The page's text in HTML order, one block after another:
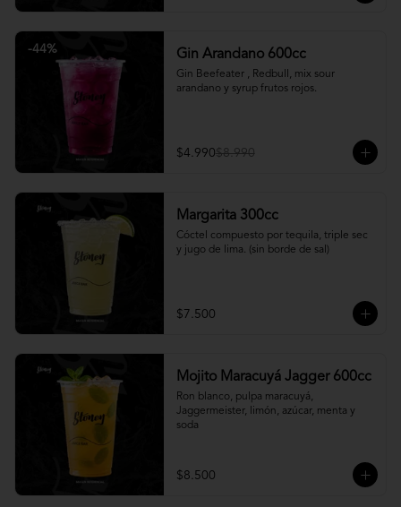
-44% Gin Arandano 600cc
Gin Beefeater , Redbull, mix sour
arandano y syrup frutos rojos.
$4.990$8.990
Margarita 300cc
Cóctel compuesto por tequila, triple sec
y jugo de lima. (sin borde de sal)
$7.500
Mojito Maracuyá Jagger 600cc
Ron blanco, pulpa maracuyá,
Jaggermeister, limón, azúcar, menta y
soda
$8.500